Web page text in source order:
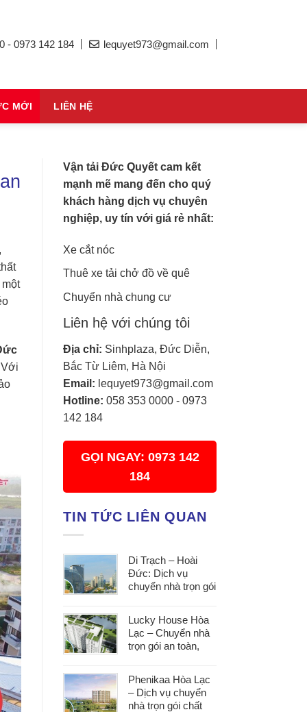
- 0973 142 184 lequyet973@gmail.com
MỚI LIÊN HỆ
,
Vận tải Đức Quyết cam kết
mạnh mẽ mang đến cho quý
khách hàng dịch vụ chuyên
nghiệp, uy tín với giá rẻ nhất:
Xe cắt nóc
Thuê xe tải chở đồ về quê
Chuyển nhà chung cư
Liên hệ với chúng tôi
Địa chỉ: Sinhplaza, Đức Diễn,
Bắc Từ Liêm, Hà Nội
Email: lequyet973@gmail.com
Hotline: 058 353 0000 - 0973
142 184
GỌI NGAY: 0973 142
184
TIN TỨC LIÊN QUAN
Di Trạch – Hoài
Đức: Dịch vụ
chuyển nhà trọn gói
dọn
Lucky House Hòa
Lạc – Chuyển nhà
trọn gói an toàn,
Phenikaa Hòa Lạc
– Dịch vụ chuyển
nhà trọn gói chất